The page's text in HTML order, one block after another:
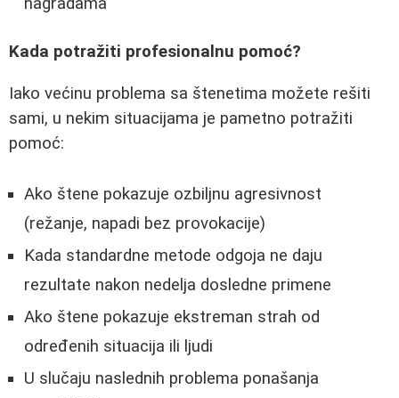
Kada potražiti profesionalnu pomoć?
Iako većinu problema sa štenetima možete rešiti
sami, u nekim situacijama je pametno potražiti
pomoć:
Ako štene pokazuje ozbiljnu agresivnost
(režanje, napadi bez provokacije)
Kada standardne metode odgoja ne daju
rezultate nakon nedelja dosledne primene
Ako štene pokazuje ekstreman strah od
određenih situacija ili ljudi
U slučaju naslednih problema ponašanja